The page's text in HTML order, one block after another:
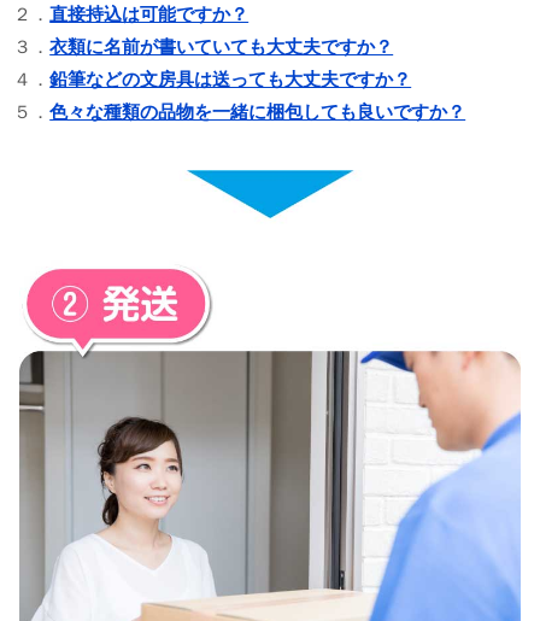
２．直接持込は可能ですか？
３．衣類に名前が書いていても大丈夫ですか？
４．鉛筆などの文房具は送っても大丈夫ですか？
５．色々な種類の品物を一緒に梱包しても良いですか？